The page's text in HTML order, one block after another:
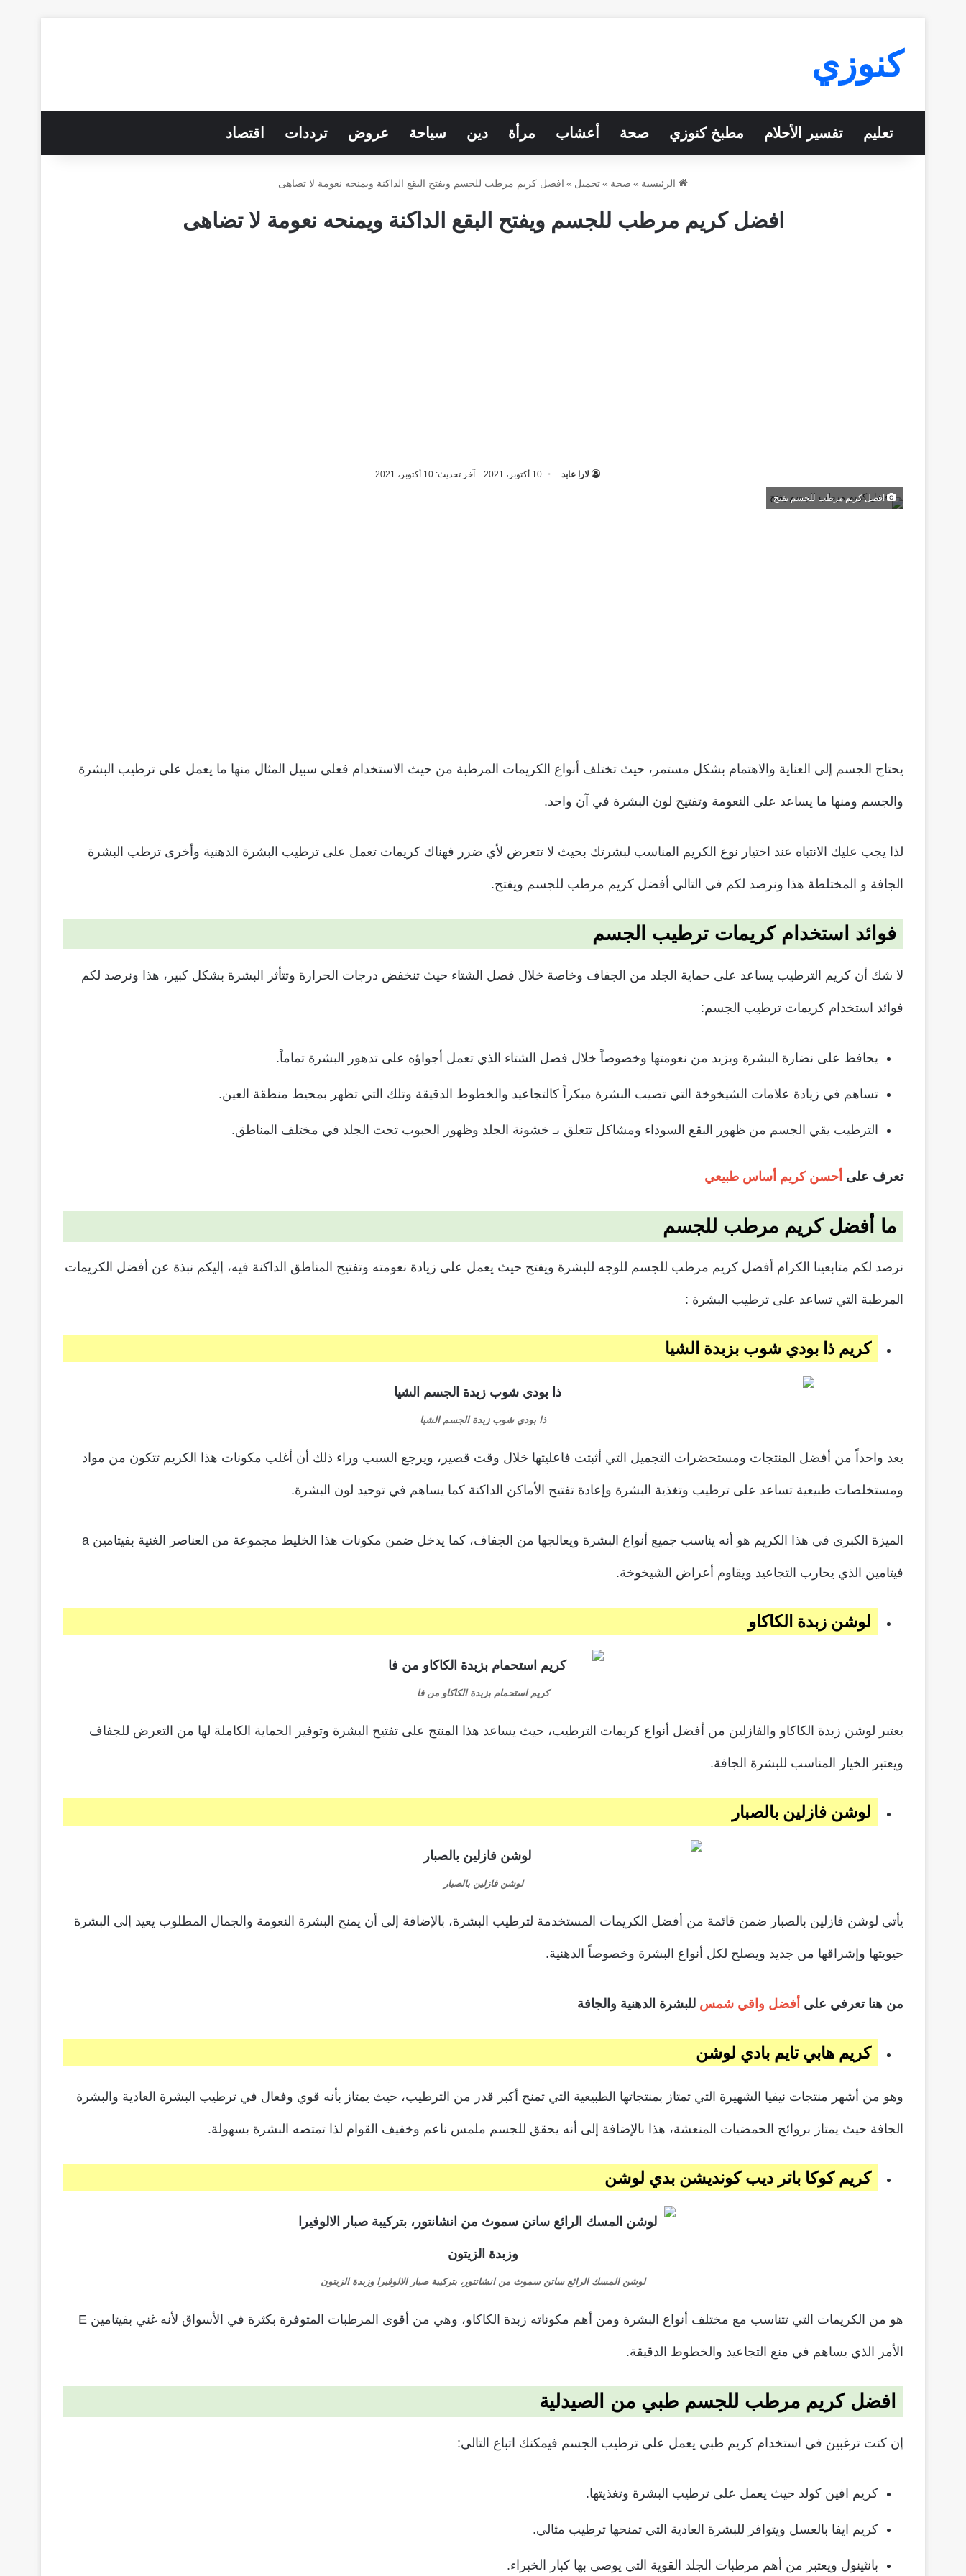
كنوزي
تعليم تفسير الأحلام مطبخ كنوزي صحة أعشاب مرأة دين سياحة عروض ترددات اقتصاد
الرئيسية » صحة »تجميل » افضل كريم مرطب للجسم ويفتح البقع الداكنة ويمنحه نعومة لا تضاهى
افضل كريم مرطب للجسم ويفتح البقع الداكنة ويمنحه نعومة لا تضاهى
لارا عابد 10 أكتوبر، 2021 آخر تحديث: 10 أكتوبر، 2021
افضل كريم مرطب للجسم يفتح
يحتاج الجسم إلى العناية والاهتمام بشكل مستمر، حيث تختلف أنواع الكريمات المرطبة من حيث الاستخدام فعلى سبيل المثال منها ما يعمل على ترطيب البشرة
والجسم ومنها ما يساعد على النعومة وتفتيح لون البشرة في آن واحد.
لذا يجب عليك الانتباه عند اختيار نوع الكريم المناسب لبشرتك بحيث لا تتعرض لأي ضرر فهناك كريمات تعمل على ترطيب البشرة الدهنية وأخرى ترطب البشرة
الجافة و المختلطة هذا ونرصد لكم في التالي أفضل كريم مرطب للجسم ويفتح.
فوائد استخدام كريمات ترطيب الجسم
لا شك أن كريم الترطيب يساعد على حماية الجلد من الجفاف وخاصة خلال فصل الشتاء حيث تنخفض درجات الحرارة وتتأثر البشرة بشكل كبير، هذا ونرصد لكم
فوائد استخدام كريمات ترطيب الجسم:
يحافظ على نضارة البشرة ويزيد من نعومتها وخصوصاً خلال فصل الشتاء الذي تعمل أجواؤه على تدهور البشرة تماماً.
تساهم في زيادة علامات الشيخوخة التي تصيب البشرة مبكراً كالتجاعيد والخطوط الدقيقة وتلك التي تظهر بمحيط منطقة العين.
الترطيب يقي الجسم من ظهور البقع السوداء ومشاكل تتعلق بـ خشونة الجلد وظهور الحبوب تحت الجلد في مختلف المناطق.
تعرف على أحسن كريم أساس طبيعي
ما أفضل كريم مرطب للجسم
نرصد لكم متابعينا الكرام أفضل كريم مرطب للجسم للوجه للبشرة ويفتح حيث يعمل على زيادة نعومته وتفتيح المناطق الداكنة فيه، إليكم نبذة عن أفضل الكريمات
المرطبة التي تساعد على ترطيب البشرة :
كريم ذا بودي شوب بزبدة الشيا
ذا بودي شوب زبدة الجسم الشيا
يعد واحداً من أفضل المنتجات ومستحضرات التجميل التي أثبتت فاعليتها خلال وقت قصير، ويرجع السبب وراء ذلك أن أغلب مكونات هذا الكريم تتكون من مواد
ومستخلصات طبيعية تساعد على ترطيب وتغذية البشرة وإعادة تفتيح الأماكن الداكنة كما يساهم في توحيد لون البشرة.
الميزة الكبرى في هذا الكريم هو أنه يناسب جميع أنواع البشرة ويعالجها من الجفاف، كما يدخل ضمن مكونات هذا الخليط مجموعة من العناصر الغنية بفيتامين a
فيتامين الذي يحارب التجاعيد ويقاوم أعراض الشيخوخة.
لوشن زبدة الكاكاو
كريم استحمام بزبدة الكاكاو من فا
يعتبر لوشن زبدة الكاكاو والفازلين من أفضل أنواع كريمات الترطيب، حيث يساعد هذا المنتج على تفتيح البشرة وتوفير الحماية الكاملة لها من التعرض للجفاف
ويعتبر الخيار المناسب للبشرة الجافة.
لوشن فازلين بالصبار
لوشن فازلين بالصبار
يأتي لوشن فازلين بالصبار ضمن قائمة من أفضل الكريمات المستخدمة لترطيب البشرة، بالإضافة إلى أن يمنح البشرة النعومة والجمال المطلوب يعيد إلى البشرة
حيويتها وإشراقها من جديد ويصلح لكل أنواع البشرة وخصوصاً الدهنية.
من هنا تعرفي على أفضل واقي شمس للبشرة الدهنية والجافة
كريم هابي تايم بادي لوشن
وهو من أشهر منتجات نيفيا الشهيرة التي تمتاز بمنتجاتها الطبيعية التي تمنح أكبر قدر من الترطيب، حيث يمتاز بأنه قوي وفعال في ترطيب البشرة العادية والبشرة
الجافة حيث يمتاز بروائح الحمضيات المنعشة، هذا بالإضافة إلى أنه يحقق للجسم ملمس ناعم وخفيف القوام لذا تمتصه البشرة بسهولة.
كريم كوكا باتر ديب كونديشن بدي لوشن
لوشن المسك الرائع ساتن سموث من انشانتور، بتركيبة صبار الالوفيرا وزبدة الزيتون
هو من الكريمات التي تتناسب مع مختلف أنواع البشرة ومن أهم مكوناته زبدة الكاكاو، وهي من أقوى المرطبات المتوفرة بكثرة في الأسواق لأنه غني بفيتامين E
الأمر الذي يساهم في منع التجاعيد والخطوط الدقيقة.
افضل كريم مرطب للجسم طبي من الصيدلية
إن كنت ترغبين في استخدام كريم طبي يعمل على ترطيب الجسم فيمكنك اتباع التالي:
كريم افين كولد حيث يعمل على ترطيب البشرة وتغذيتها.
كريم ايفا بالعسل ويتوافر للبشرة العادية التي تمنحها ترطيب مثالي.
بانثينول ويعتبر من أهم مرطبات الجلد القوية التي يوصي بها كبار الخبراء.